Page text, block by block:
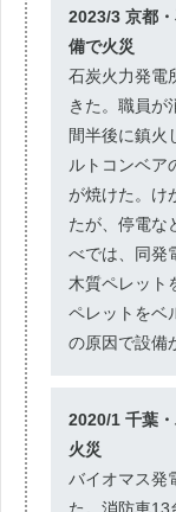
2023/3 京都
備で火災
石炭火力発電
きた。職員が
間半後に鎮火
ルトコンベア
が焼けた。け
たが、停電な
べでは、同発
木質ペレット
ペレットをベ
の原因で設備
2020/1 千葉
火災
バイオマス発